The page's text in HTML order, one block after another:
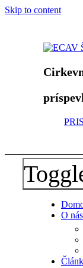
Skip to content
O nás